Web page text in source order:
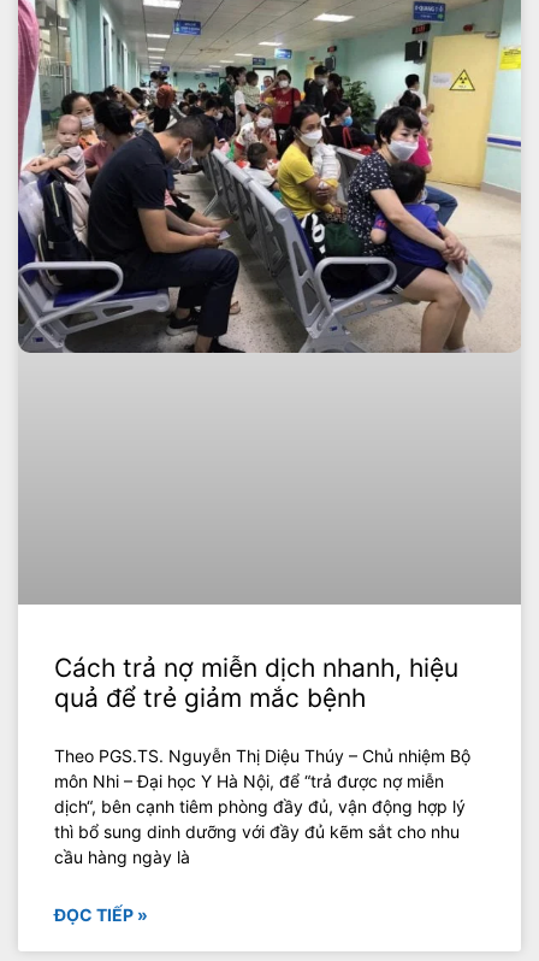
Cách trả nợ miễn dịch nhanh, hiệu
quả để trẻ giảm mắc bệnh
Theo PGS.TS. Nguyễn Thị Diệu Thúy – Chủ nhiệm Bộ
môn Nhi – Đại học Y Hà Nội, để “trả được nợ miễn
dịch“, bên cạnh tiêm phòng đầy đủ, vận động hợp lý
thì bổ sung dinh dưỡng với đầy đủ kẽm sắt cho nhu
cầu hàng ngày là
ĐỌC TIẾP »